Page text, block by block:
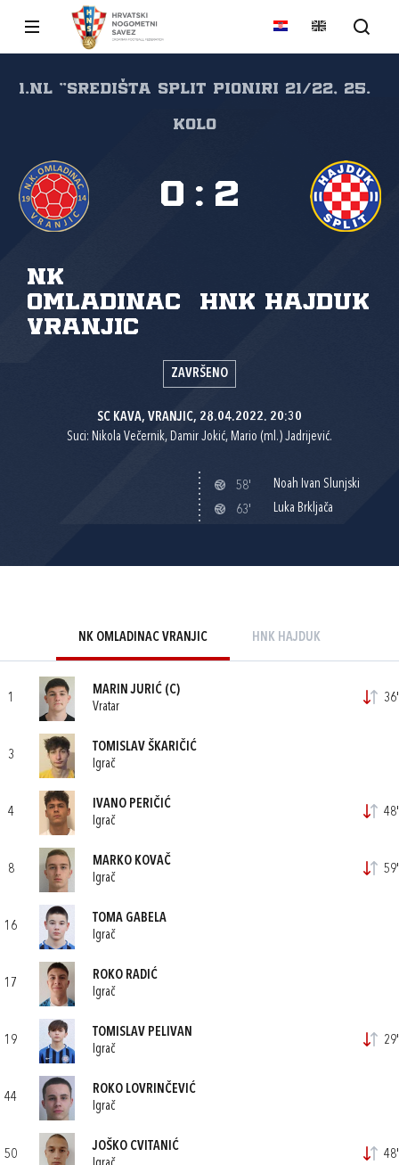
1.NL "SREDIŠTA SPLIT Pioniri 21/22, 25.
kolo
NK
Omladinac
Vranjic
HNK Hajduk
0 : 2
ZAVRŠENO
SC KAVA, VRANJIC, 28.04.2022. 20:30
Suci: Nikola Večernik, Damir Jokić, Mario (ml.) Jadrijević.
58'
Noah Ivan Slunjski
63'
Luka Brkljača
NK OMLADINAC VRANJIC HNK HAJDUK
1
MARIN JURIĆ (C)
Vratar
36'
3
TOMISLAV ŠKARIČIĆ
Igrač
4
IVANO PERIČIĆ
Igrač
48'
8
MARKO KOVAČ
Igrač
59'
16
TOMA GABELA
Igrač
17
ROKO RADIĆ
Igrač
19
TOMISLAV PELIVAN
Igrač
29'
44
ROKO LOVRINČEVIĆ
Igrač
50
JOŠKO CVITANIĆ
48'